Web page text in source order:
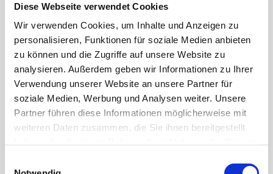
Diese Webseite verwendet Cookies
Wir verwenden Cookies, um Inhalte und Anzeigen zu
personalisieren, Funktionen für soziale Medien anbieten
zu können und die Zugriffe auf unsere Website zu
analysieren. Außerdem geben wir Informationen zu Ihrer
Verwendung unserer Website an unsere Partner für
soziale Medien, Werbung und Analysen weiter. Unsere
Partner führen diese Informationen möglicherweise mit
weiteren Daten zusammen, die Sie ihnen bereitgestellt
Mobiler, dauerbetriebsgeeigneter, elektrisch betriebener
Industriesauger zum Aufsaugen von brennbaren Stäuben
in Ex-Zone 22.